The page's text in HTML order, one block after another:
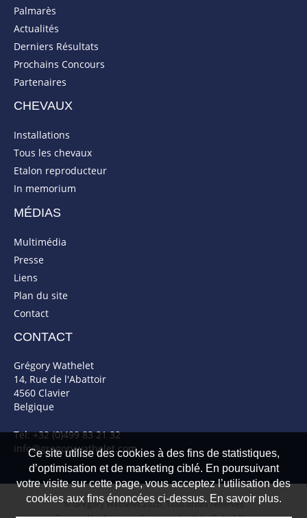
Palmarès
Actualités
Derniers Résultats
Prochains Concours
Partenaires
CHEVAUX
Installations
Tous les chevaux
Etalon reproducteur
In memorium
MÉDIAS
Multimédia
Presse
Liens
Plan du site
Contact
CONTACT
Grégory Wathelet
14, Rue de l'Abattoir
4560 Clavier
Belgique
Tel: +32 (0)499 83 21 32
info@gregorywathelet.com
© Gregory Wathelet 2026. Tous droits réservés
Ce site utilise des cookies à des fins de statistiques,
d’optimisation et de marketing ciblé. En poursuivant
votre visite sur cette page, vous acceptez l’utilisation des
cookies aux fins énoncées ci-dessus. En savoir plus.